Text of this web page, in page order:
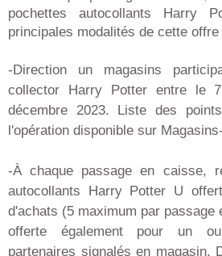
pochettes autocollants Harry
principales modalités de cette
-Direction un magasins
collector Harry Potter entre le
décembre 2023. Liste des
l'opération disponible sur
-À chaque passage en caisse,
autocollants Harry Potter U
d'achats (5 maximum par passage
offerte également pour un
partenaires signalés en magasin.